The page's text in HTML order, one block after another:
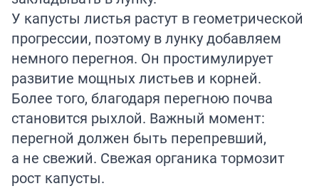
У капусты листья растут в геометрической
прогрессии, поэтому в лунку добавляем
немного перегноя. Он простимулирует
развитие мощных листьев и корней.
Более того, благодаря перегною почва
становится рыхлой. Важный момент:
перегной должен быть перепревший,
а не свежий. Свежая органика тормозит
рост капусты.